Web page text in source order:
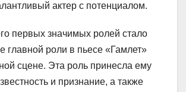
актер с потенциалом.
первых значимых ролей стало
главной роли в пьесе «Гамлет»
сцене. Эта роль принесла ему
и признание, а также